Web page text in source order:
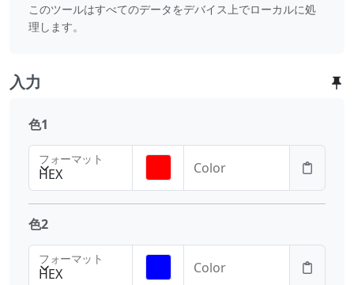
このツールはすべてのデータをデバイス上でローカルに処
理します。
入力
色1
HEX
フォーマット
Color
色2
HEX
フォーマット
Color